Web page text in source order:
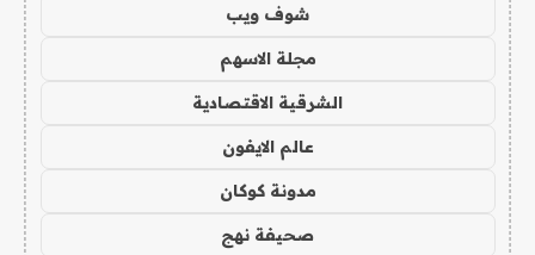
شوف ويب
مجلة الاسهم
الشرقية الاقتصادية
عالم الايفون
مدونة كوكان
صحيفة نهج